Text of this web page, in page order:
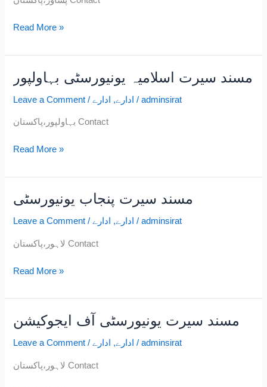
Read More »
مسند سیرت اسلامیہ یونیورسٹی بہاولپور
Leave a Comment / ادارے, ادارے /adminsirat
بہاولپور،پاکستان Contact
اسلامیہ
یونیورسٹی
Read More »
مسند سیرت پنجاب یونیورسٹی
Leave a Comment / ادارے, ادارے /adminsirat
لاہور،پاکستان Contact
مسند
پنجاب
یونیورسٹی
Read More »
مسند سیرت یونیورسٹی آف ایجوکیشن
Leave a Comment / ادارے, ادارے /adminsirat
لاہور،پاکستان Contact
مسند
یونیورسٹی
آف